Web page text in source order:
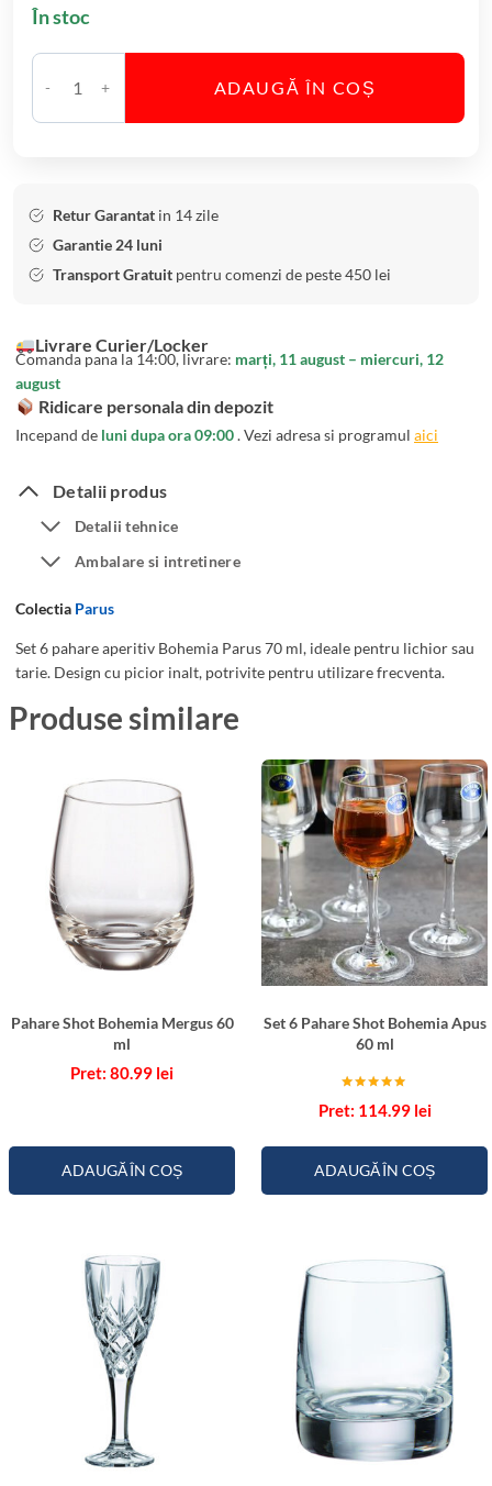
h
e
A
r
B
o
h
e
i
P
a
u
s
7
m
În stoc
C
a
i
t
S
e
t
6
a
a
r
A
p
e
i
i
e
m
P
a
s
7
0
ADAUGĂ ÎN COȘ
Retur Garantat in 14 zile
Garantie 24 luni
Transport Gratuit pentru comenzi de peste 450 lei
Livrare Curier/Locker
Comanda pana la 14:00, livrare: marți, 11 august – miercuri, 12
august
Ridicare personala din depozit
Incepand de luni dupa ora 09:00. Vezi adresa si programul aici
Detalii produs
Detalii tehnice
Ambalare si intretinere
Colectia Parus
Set 6 pahare aperitiv Bohemia Parus 70 ml, ideale pentru lichior sau
tarie. Design cu picior inalt, potrivite pentru utilizare frecventa.
Produse similare
Pahare Shot Bohemia Mergus 60
ml
80.99 lei
ADAUGĂ ÎN COȘ
Set 6 Pahare Shot Bohemia Apus
60 ml
5.00
114.99 lei
ADAUGĂ ÎN COȘ